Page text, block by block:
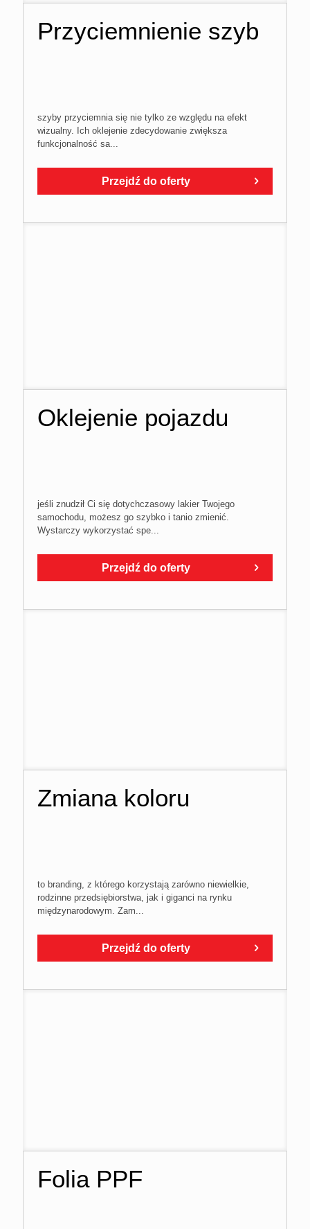
Przyciemnienie szyb
szyby przyciemnia się nie tylko ze względu na efekt
wizualny. Ich oklejenie zdecydowanie zwiększa
funkcjonalność sa...
Przejdź do oferty
Oklejenie pojazdu
jeśli znudził Ci się dotychczasowy lakier Twojego
samochodu, możesz go szybko i tanio zmienić.
Wystarczy wykorzystać spe...
Przejdź do oferty
Zmiana koloru
to branding, z którego korzystają zarówno niewielkie,
rodzinne przedsiębiorstwa, jak i giganci na rynku
międzynarodowym. Zam...
Przejdź do oferty
Folia PPF